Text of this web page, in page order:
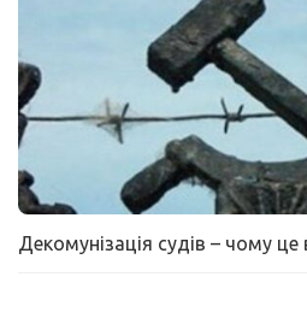
Декомунізація судів – чому